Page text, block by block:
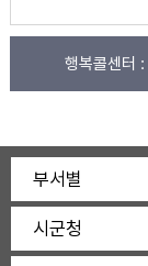
행복콜센터 :
부서별
시군청